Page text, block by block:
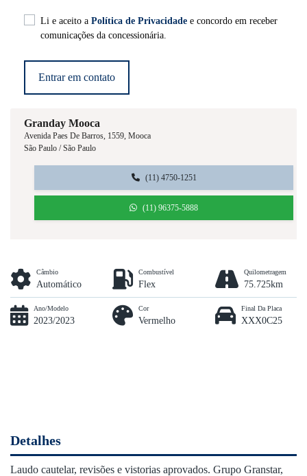
Granday Mooca
Avenida Paes De Barros, 1559, Mooca
São Paulo / São Paulo
(11) 4750-1251
(11) 96375-5888
Li e aceito a Política de Privacidade e concordo em receber
comunicações da concessionária.
Entrar em contato
Câmbio
Automático
Combustível
Flex
Quilometragem
75.725km
Ano/Modelo
2023/2023
Cor
Vermelho
Final Da Placa
XXX0C25
Detalhes
Laudo cautelar, revisões e vistorias aprovados. Grupo Granstar,